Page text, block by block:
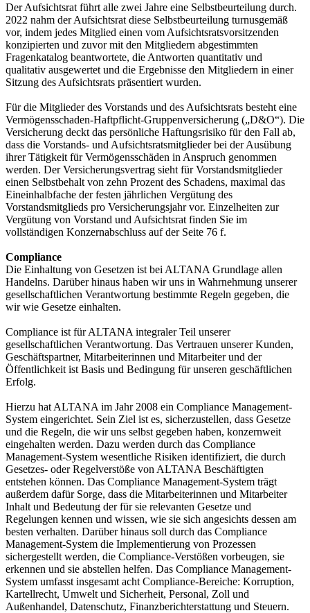
Der Aufsichtsrat führt alle zwei Jahre eine Selbstbeurteilung durch.
2022 nahm der Aufsichtsrat diese Selbstbeurteilung turnusgemäß
vor, indem jedes Mitglied einen vom Aufsichtsratsvorsitzenden
konzipierten und zuvor mit den Mitgliedern abgestimmten
Fragenkatalog beantwortete, die Antworten quantitativ und
qualitativ ausgewertet und die Ergebnisse den Mitgliedern in einer
Sitzung des Aufsichtsrats präsentiert wurden.
Für die Mitglieder des Vorstands und des Aufsichtsrats besteht eine
Vermögensschaden-Haftpflicht-Gruppenversicherung („D&O“). Die
Versicherung deckt das persönliche Haftungsrisiko für den Fall ab,
dass die Vorstands- und Aufsichtsratsmitglieder bei der Ausübung
ihrer Tätigkeit für Vermögensschäden in Anspruch genommen
werden. Der Versicherungsvertrag sieht für Vorstandsmitglieder
einen Selbstbehalt von zehn Prozent des Schadens, maximal das
Eineinhalbfache der festen jährlichen Vergütung des
Vorstandsmitglieds pro Versicherungsjahr vor. Einzelheiten zur
Vergütung von Vorstand und Aufsichtsrat finden Sie im
vollständigen Konzernabschluss auf der Seite 76 f.
Compliance
Die Einhaltung von Gesetzen ist bei ALTANA Grundlage allen
Handelns. Darüber hinaus haben wir uns in Wahrnehmung unserer
gesellschaftlichen Verantwortung bestimmte Regeln gegeben, die
wir wie Gesetze einhalten.
Compliance ist für ALTANA integraler Teil unserer
gesellschaftlichen Verantwortung. Das Vertrauen unserer Kunden,
Geschäftspartner, Mitarbeiterinnen und Mitarbeiter und der
Öffentlichkeit ist Basis und Bedingung für unseren geschäftlichen
Erfolg.
Hierzu hat ALTANA im Jahr 2008 ein Compliance Management-
System eingerichtet. Sein Ziel ist es, sicherzustellen, dass Gesetze
und die Regeln, die wir uns selbst gegeben haben, konzernweit
eingehalten werden. Dazu werden durch das Compliance
Management-System wesentliche Risiken identifiziert, die durch
Gesetzes- oder Regelverstöße von ALTANA Beschäftigten
entstehen können. Das Compliance Management-System trägt
außerdem dafür Sorge, dass die Mitarbeiterinnen und Mitarbeiter
Inhalt und Bedeutung der für sie relevanten Gesetze und
Regelungen kennen und wissen, wie sie sich angesichts dessen am
besten verhalten. Darüber hinaus soll durch das Compliance
Management-System die Implementierung von Prozessen
sichergestellt werden, die Compliance-Verstößen vorbeugen, sie
erkennen und sie abstellen helfen. Das Compliance Management-
System umfasst insgesamt acht Compliance-Bereiche: Korruption,
Kartellrecht, Umwelt und Sicherheit, Personal, Zoll und
Außenhandel, Datenschutz, Finanzberichterstattung und Steuern.